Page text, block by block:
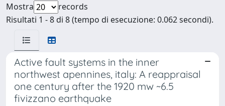
Mostra
records
Risultati 1 - 8 di 8 (tempo di esecuzione: 0.062 secondi).
Active fault systems in the inner
northwest apennines, italy: A reappraisal
one century after the 1920 mw ~6.5
fivizzano earthquake